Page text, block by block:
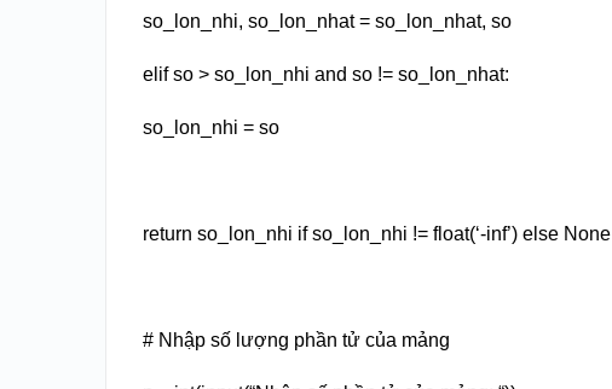
so_lon_nhi, so_lon_nhat = so_lon_nhat, so
elif so > so_lon_nhi and so != so_lon_nhat:
so_lon_nhi = so
return so_lon_nhi if so_lon_nhi != float(‘-inf’) else None
# Nhập số lượng phần tử của mảng